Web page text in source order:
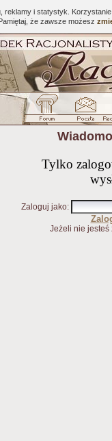
reklamy i statystyk.
że zawsze możesz
Tylko
Zaloguj jako:
Jeżeli nie